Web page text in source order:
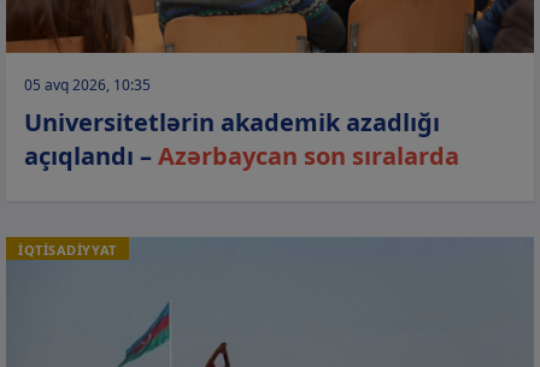
05 avq 2026, 10:35
Universitetlərin akademik azadlığı
açıqlandı –Azərbaycan son sıralarda
İQTİSADİYYAT